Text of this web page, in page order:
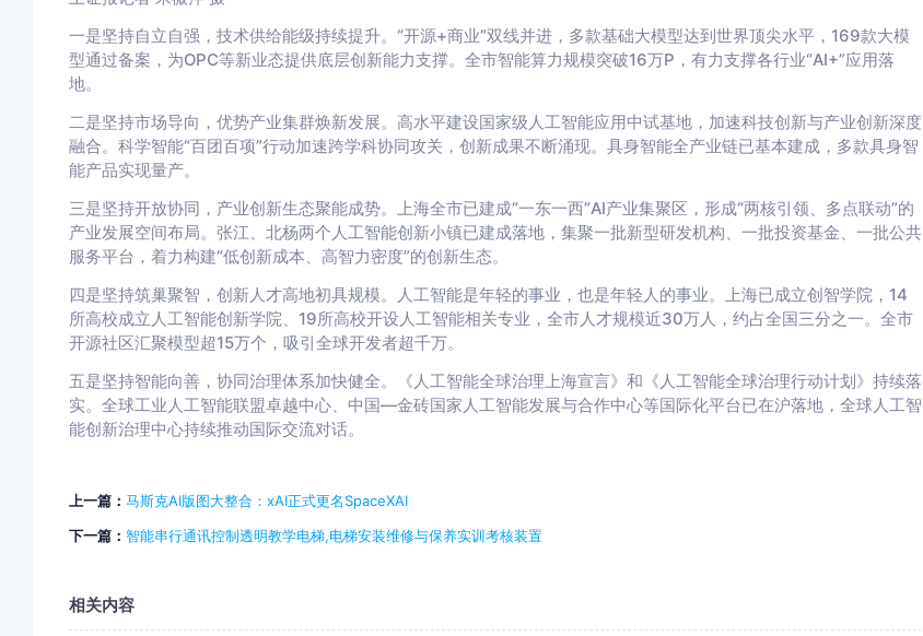
一是坚持自立自强，技术供给能级持续提升。“开源+商业”双线并进，多款基础大模型达到世界顶尖水平，169款大模
型通过备案，为OPC等新业态提供底层创新能力支撑。全市智能算力规模突破16万P，有力支撑各行业“AI+”应用落
地。
二是坚持市场导向，优势产业集群焕新发展。高水平建设国家级人工智能应用中试基地，加速科技创新与产业创新深度
融合。科学智能“百团百项”行动加速跨学科协同攻关，创新成果不断涌现。具身智能全产业链已基本建成，多款具身智
能产品实现量产。
三是坚持开放协同，产业创新生态聚能成势。上海全市已建成“一东一西”AI产业集聚区，形成“两核引领、多点联动”的
产业发展空间布局。张江、北杨两个人工智能创新小镇已建成落地，集聚一批新型研发机构、一批投资基金、一批公共
服务平台，着力构建“低创新成本、高智力密度”的创新生态。
四是坚持筑巢聚智，创新人才高地初具规模。人工智能是年轻的事业，也是年轻人的事业。上海已成立创智学院，14
所高校成立人工智能创新学院、19所高校开设人工智能相关专业，全市人才规模近30万人，约占全国三分之一。全市
开源社区汇聚模型超15万个，吸引全球开发者超千万。
五是坚持智能向善，协同治理体系加快健全。《人工智能全球治理上海宣言》和《人工智能全球治理行动计划》持续落
实。全球工业人工智能联盟卓越中心、中国—金砖国家人工智能发展与合作中心等国际化平台已在沪落地，全球人工智
能创新治理中心持续推动国际交流对话。
上一篇： 马斯克AI版图大整合：xAI正式更名SpaceXAI
下一篇： 智能串行通讯控制透明教学电梯,电梯安装维修与保养实训考核装置
相关内容